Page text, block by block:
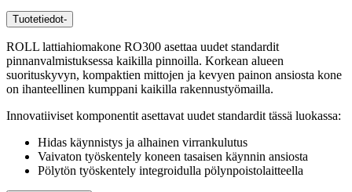
Tuotetiedot-
ROLL lattiahiomakone RO300 asettaa uudet standardit
pinnanvalmistuksessa kaikilla pinnoilla. Korkean alueen
suorituskyvyn, kompaktien mittojen ja kevyen painon ansiosta kone
on ihanteellinen kumppani kaikilla rakennustyömailla.
Innovatiiviset komponentit asettavat uudet standardit tässä luokassa:
Hidas käynnistys ja alhainen virrankulutus
Vaivaton työskentely koneen tasaisen käynnin ansiosta
Pölytön työskentely integroidulla pölynpoistolaitteella